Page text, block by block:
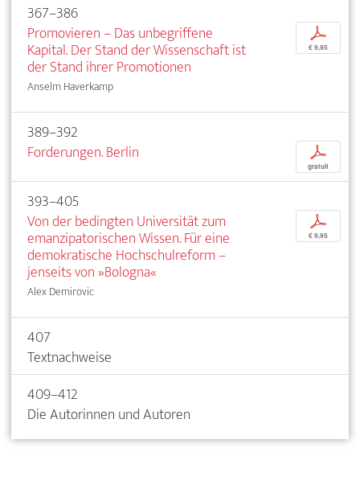
367–386
Promovieren – Das unbegriffene
Kapital. Der Stand der Wissenschaft ist
der Stand ihrer Promotionen
Anselm Haverkamp
p
€ 9,95
389–392
Forderungen. Berlin
p
gratuit
393–405
Von der bedingten Universität zum
emanzipatorischen Wissen. Für eine
demokratische Hochschulreform –
jenseits von »Bologna«
Alex Demirovic
p
€ 9,95
407
Textnachweise
409–412
Die Autorinnen und Autoren